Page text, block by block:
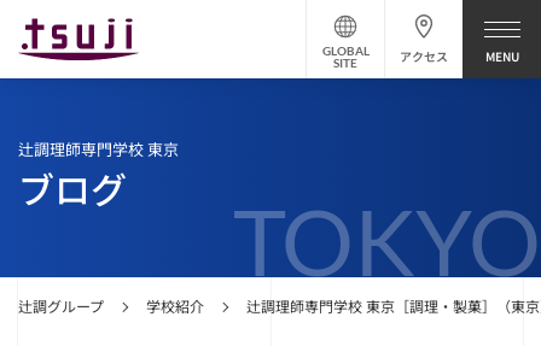
アクセス
GLOBAL
SITE
TOKYO
辻調グループ 学校紹介 辻調理師専門学校 東京［調理・製菓］（東
辻調理師専門学校 東京
ブログ